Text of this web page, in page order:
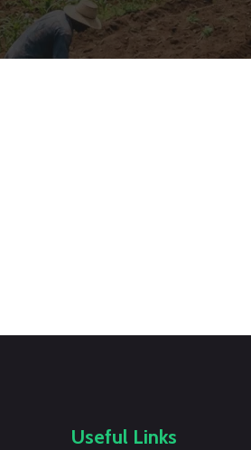
Useful Links